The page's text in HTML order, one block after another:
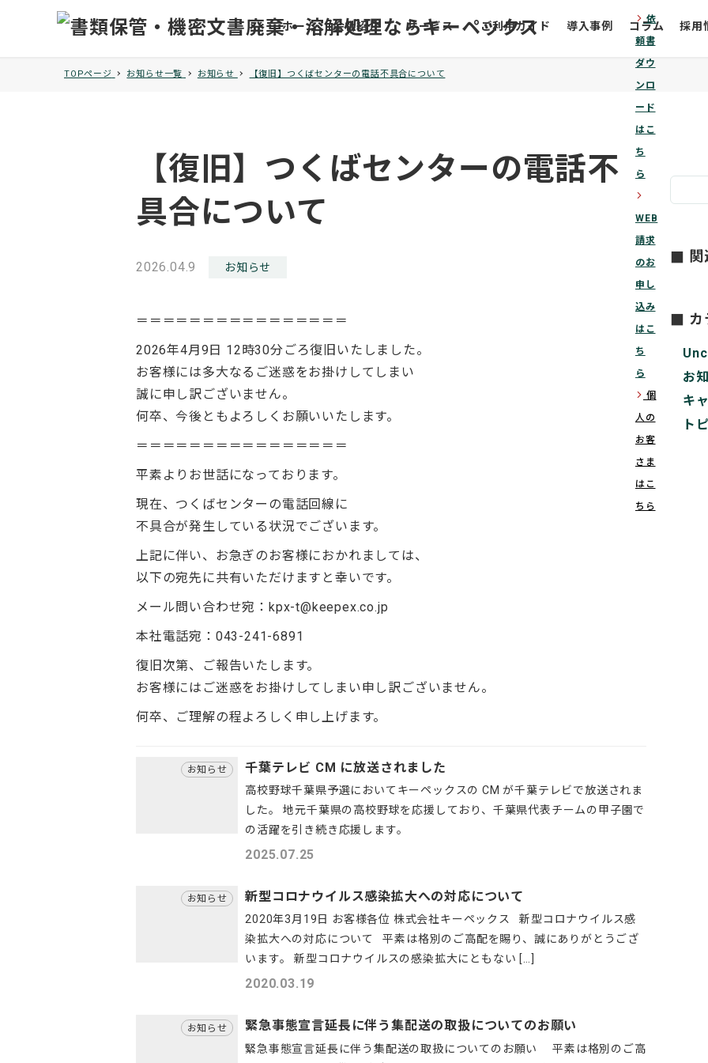
ホーム 会社紹介 サービス ご利用ガイド 導入事例 コラム 採用
arrow_forward_ios 依
頼書
ダウ
ンロ
ード
はこ
ち
ら
arrow_forward_ios
WEB
請求
のお
申し
込み
はこ
ち
ら
arrow_forward_ios 個
人の
お客
さま
はこ
ちら
TOPページ お知らせ一覧 お知らせ 【復旧】つくばセンターの電話不具合について
【復旧】つくばセンターの電話不
具合について
投稿日
2026.04.9 カテゴリー
お知らせ
＝＝＝＝＝＝＝＝＝＝＝＝＝＝＝＝
2026年4月9日 12時30分ごろ復旧いたしました。
お客様には多大なるご迷惑をお掛けしてしまい
誠に申し訳ございません。
何卒、今後ともよろしくお願いいたします。
＝＝＝＝＝＝＝＝＝＝＝＝＝＝＝＝
平素よりお世話になっております。
現在、つくばセンターの電話回線に
不具合が発生している状況でございます。
上記に伴い、お急ぎのお客様におかれましては、
以下の宛先に共有いただけますと幸いです。
メール問い合わせ宛：kpx-t@keepex.co.jp
本社電話宛：043-241-6891
復旧次第、ご報告いたします。
お客様にはご迷惑をお掛けしてしまい申し訳ございません。
何卒、ご理解の程よろしく申し上げます。
お知らせ 千葉テレビ CM に放送されました
高校野球千葉県予選においてキーペックスの CM が千葉テレビで放送されま
した。 地元千葉県の高校野球を応援しており、千葉県代表チームの甲子園で
の活躍を引き続き応援します。
2025.07.25
お知らせ 新型コロナウイルス感染拡大への対応について
2020年3月19日 お客様各位 株式会社キーペックス 新型コロナウイルス感
染拡大への対応について 平素は格別のご高配を賜り、誠にありがとうござ
います。 新型コロナウイルスの感染拡大にともない […]
2020.03.19
お知らせ 緊急事態宣言延長に伴う集配送の取扱についてのお願い
緊急事態宣言延長に伴う集配送の取扱についてのお願い 平素は格別のご高
カ
お
キ
ト